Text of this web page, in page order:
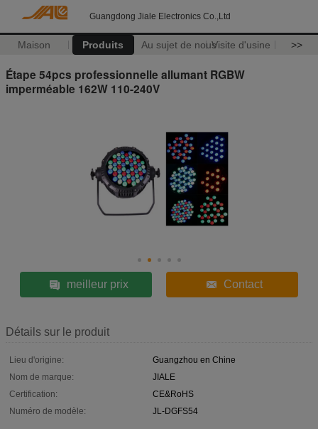
Guangdong Jiale Electronics Co.,Ltd
Maison Produits Au sujet de nousVisite d'usine >>
Étape 54pcs professionnelle allumant RGBW
imperméable 162W 110-240V
meilleur prix Contact
Détails sur le produit
Lieu d'origine:
Guangzhou en Chine
Nom de marque:
JIALE
Certification:
CE&RoHS
Numéro de modèle:
JL-DGFS54